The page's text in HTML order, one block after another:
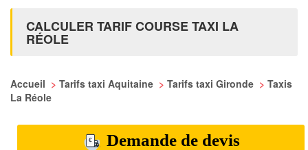
CALCULER TARIF COURSE TAXI LA
RÉOLE
Accueil > Tarifs taxi Aquitaine > Tarifs taxi Gironde > Taxis
La Réole
Demande de devis